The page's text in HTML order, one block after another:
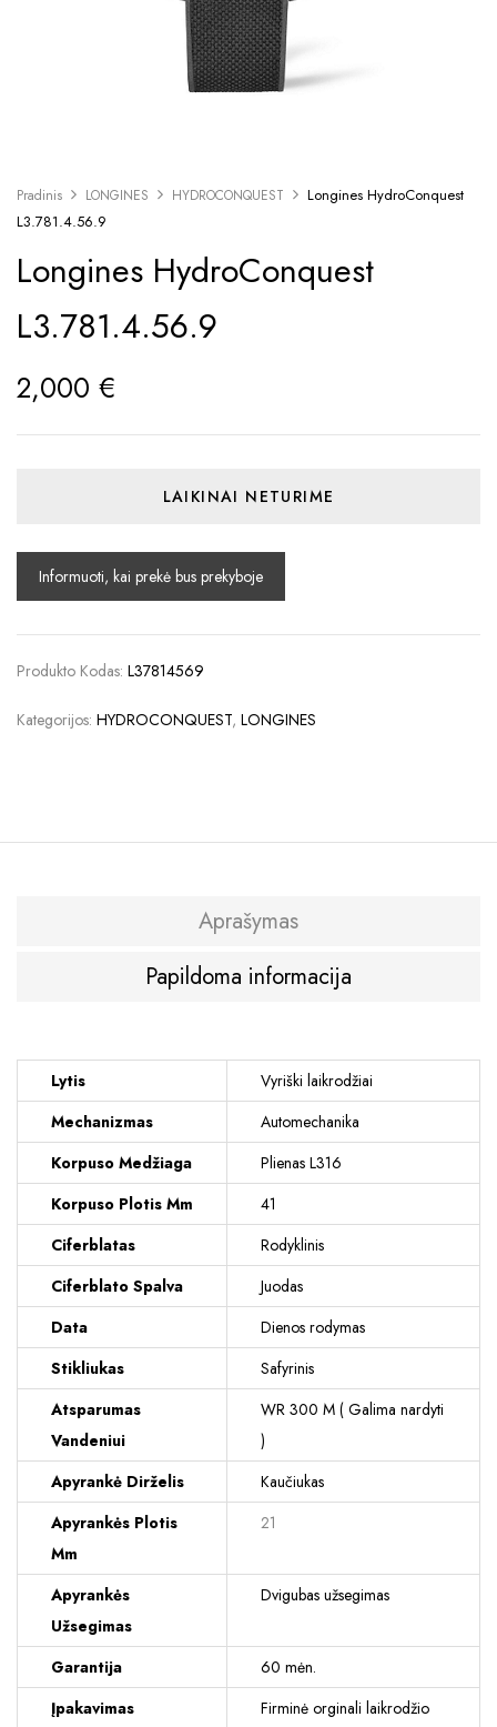
Pradinis LONGINES HYDROCONQUEST
Longines HydroConquest
L3.781.4.56.9
Longines HydroConquest
L3.781.4.56.9
2,000 €
LAIKINAI NETURIME
Produkto Kodas: L37814569
Kategorijos: HYDROCONQUEST, LONGINES
Aprašymas
Papildoma informacija
Lytis
Vyriški laikrodžiai
Mechanizmas
Automechanika
Korpuso Medžiaga
Plienas L316
Korpuso Plotis Mm
41
Ciferblatas
Rodyklinis
Ciferblato Spalva
Juodas
Data
Dienos rodymas
Stikliukas
Safyrinis
Atsparumas
Vandeniui
WR 300 M ( Galima nardyti
)
Apyrankė Dirželis
Kaučiukas
Apyrankės Plotis
Mm
21
Apyrankės
Užsegimas
Dvigubas užsegimas
Garantija
60 mėn.
Įpakavimas
Firminė orginali laikrodžio